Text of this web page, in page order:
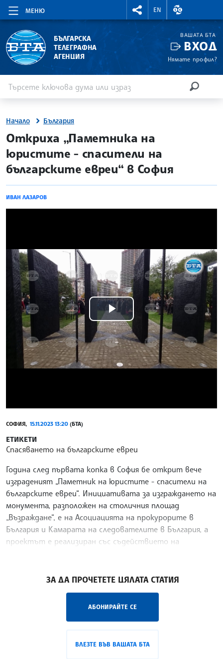
МЕНЮ
RIGHTMENU.SOCIAL
EN
ВАЛУТНИ
БЪЛГАРСКА
ТЕЛЕГРАФНА
АГЕНЦИЯ
ВАШАТА БТА
ВХОД
Нямате профил?
Начало България
site.bta
Откриха „Паметника на
юристите - спасители на
българските евреи“ в София
ИВАН ЛАЗАРОВ
Play
Video
СОФИЯ, 15.11.2023 13:20 (БТА)
ЕТИКЕТИ
Спасяването на българските евреи
Година след първата копка в София бе открит вече
изграденият „Паметник на юристите - спасители на
българските евреи“. Инициативата за изграждането на
монумента, разположен на столичния площад
„Възраждане“, е на Асоциацията на прокурорите в
България и Камарата на следователите в България, а
проектът е реализиран със съдействието на
ЗА ДА ПРОЧЕТЕТЕ ЦЯЛАТА СТАТИЯ
АБОНИРАЙТЕ СЕ
ВЛЕЗТЕ ВЪВ ВАШАТА БТА